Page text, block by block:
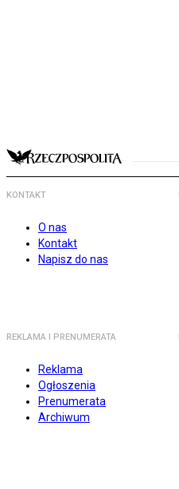
KONTAKT
O nas
Kontakt
Napisz do nas
REKLAMA I PRENUMERATA
Reklama
Ogłoszenia
Prenumerata
Archiwum